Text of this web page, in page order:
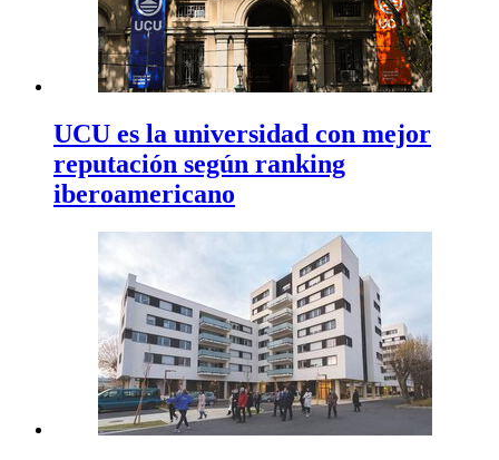
UCU es la universidad con mejor
reputación según ranking
iberoamericano